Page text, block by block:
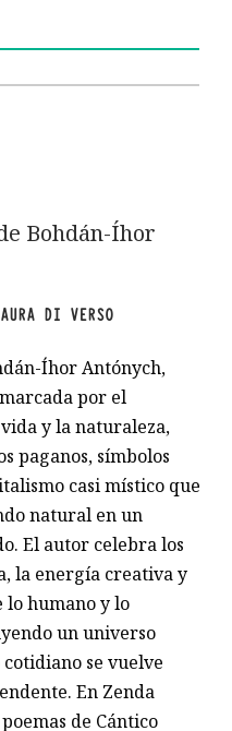
Bohdán-Íhor
DI VERSO
Íhor Antónych,
por el
y la naturaleza,
paganos, símbolos
casi místico que
natural en un
El autor celebra los
la energía creativa y
humano y lo
un universo
se vuelve
En Zenda
de Cántico